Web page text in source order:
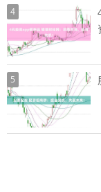
4
5